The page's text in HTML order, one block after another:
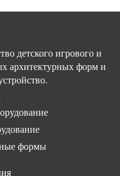
детского игрового и
архитектурных форм и
формы